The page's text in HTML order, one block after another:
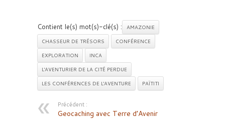
Contient le(s) mot(s)-clé(s) :
AMAZONIE
CHASSEUR DE TRÉSORS
CONFÉRENCE
EXPLORATION
INCA
L'AVENTURIER DE LA CITÉ PERDUE
LES CONFÉRENCES DE L'AVENTURE
PAÏTITI
Précédent :
Geocaching avec Terre d’Avenir